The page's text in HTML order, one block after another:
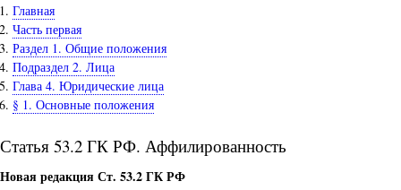
Главная
Часть первая
Раздел 1. Общие положения
Подраздел 2. Лица
Глава 4. Юридические лица
§ 1. Основные положения
Статья 53.2 ГК РФ. Аффилированность
Новая редакция Ст. 53.2 ГК РФ